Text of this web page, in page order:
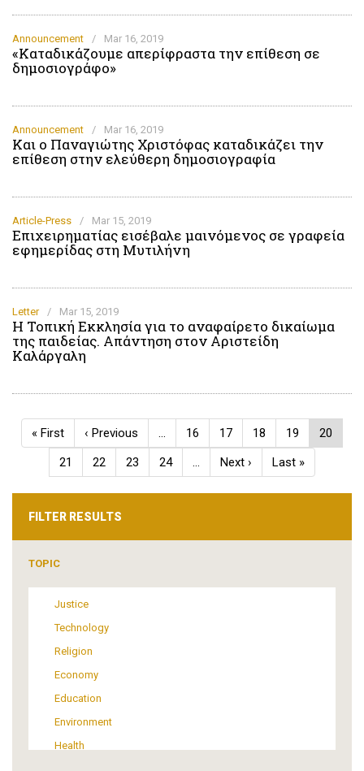
Announcement / Mar 16, 2019
«Καταδικάζουμε απερίφραστα την επίθεση σε
δημοσιογράφο»
Announcement / Mar 16, 2019
Και ο Παναγιώτης Χριστόφας καταδικάζει την
επίθεση στην ελεύθερη δημοσιογραφία
Article-Press / Mar 15, 2019
Επιχειρηματίας εισέβαλε μαινόμενος σε γραφεία
εφημερίδας στη Μυτιλήνη
Letter / Mar 15, 2019
H Τοπική Εκκλησία για το αναφαίρετο δικαίωμα
της παιδείας. Απάντηση στον Αριστείδη
Καλάργαλη
Pagination
First
page
« First
Previous
page
‹ Previous … Page
16 Page
17 Page
18 Page
19
Current
page
20
Page
21 Page
22 Page
23 Page
24 …
Next
page
Next ›
Last
page
Last »
FILTER RESULTS
TOPIC
Justice
Technology
Religion
Economy
Education
Environment
Health